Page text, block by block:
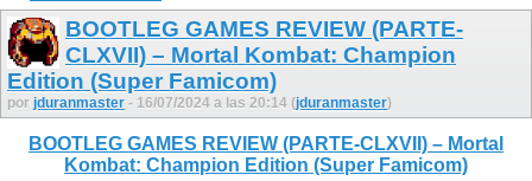
BOOTLEG GAMES REVIEW (PARTE-
CLXVII) – Mortal Kombat: Champion
Edition (Super Famicom)
por jduranmaster - 16/07/2024 a las 20:14 (jduranmaster)
BOOTLEG GAMES REVIEW (PARTE-CLXVII) – Mortal
Kombat: Champion Edition (Super Famicom)